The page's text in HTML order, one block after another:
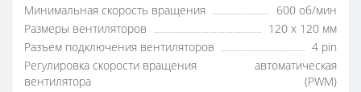
Минимальная скорость вращения
600 об/мин
Размеры вентиляторов
120 x 120 мм
Разъем подключения вентиляторов
4 pin
Регулировка скорости вращения
вентилятора
автоматическая
(PWM)